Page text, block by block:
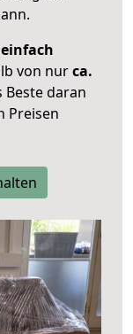
von nurca.
Beste daran
Preisen